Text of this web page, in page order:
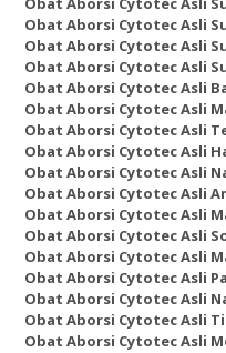
Obat Aborsi Cytotec Asli
Obat Aborsi Cytotec Asli
Obat Aborsi Cytotec Asli
Obat Aborsi Cytotec Asli
Obat Aborsi Cytotec Asli
Obat Aborsi Cytotec Asli
Obat Aborsi Cytotec Asli
Obat Aborsi Cytotec Asli
Obat Aborsi Cytotec Asli
Obat Aborsi Cytotec Asli
Obat Aborsi Cytotec Asli
Obat Aborsi Cytotec Asli
Obat Aborsi Cytotec Asli
Obat Aborsi Cytotec Asli
Obat Aborsi Cytotec Asli
Obat Aborsi Cytotec Asli